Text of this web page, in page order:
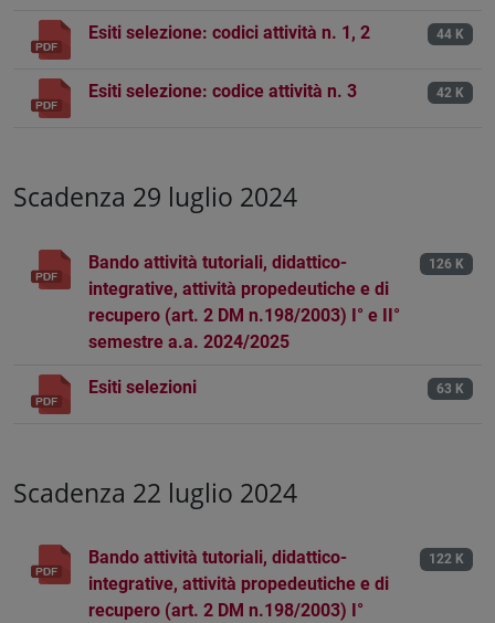
Esiti selezione: codici attività n. 1, 2 44 K
Esiti selezione: codice attività n. 3 42 K
Scadenza 29 luglio 2024
Bando attività tutoriali, didattico-
integrative, attività propedeutiche e di
recupero (art. 2 DM n.198/2003) I° e II°
semestre a.a. 2024/2025
126 K
Esiti selezioni 63 K
Scadenza 22 luglio 2024
Bando attività tutoriali, didattico-
integrative, attività propedeutiche e di
recupero (art. 2 DM n.198/2003) I°
122 K